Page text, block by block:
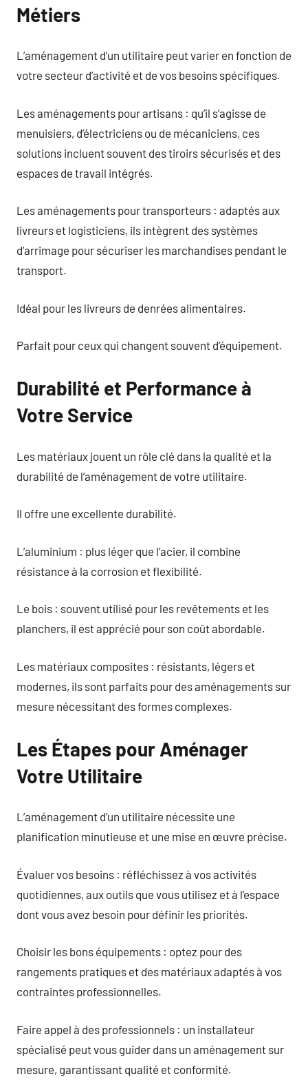
Métiers
L’aménagement d’un utilitaire peut varier en fonction de
votre secteur d’activité et de vos besoins spécifiques.
Les aménagements pour artisans : qu’il s’agisse de
menuisiers, d’électriciens ou de mécaniciens, ces
solutions incluent souvent des tiroirs sécurisés et des
espaces de travail intégrés.
Les aménagements pour transporteurs : adaptés aux
livreurs et logisticiens, ils intègrent des systèmes
d’arrimage pour sécuriser les marchandises pendant le
transport.
Idéal pour les livreurs de denrées alimentaires.
Parfait pour ceux qui changent souvent d’équipement.
Durabilité et Performance à
Votre Service
Les matériaux jouent un rôle clé dans la qualité et la
durabilité de l’aménagement de votre utilitaire.
Il offre une excellente durabilité.
L’aluminium : plus léger que l’acier, il combine
résistance à la corrosion et flexibilité.
Le bois : souvent utilisé pour les revêtements et les
planchers, il est apprécié pour son coût abordable.
Les matériaux composites : résistants, légers et
modernes, ils sont parfaits pour des aménagements sur
mesure nécessitant des formes complexes.
Les Étapes pour Aménager
Votre Utilitaire
L’aménagement d’un utilitaire nécessite une
planification minutieuse et une mise en œuvre précise.
Évaluer vos besoins : réfléchissez à vos activités
quotidiennes, aux outils que vous utilisez et à l’espace
dont vous avez besoin pour définir les priorités.
Choisir les bons équipements : optez pour des
rangements pratiques et des matériaux adaptés à vos
contraintes professionnelles.
Faire appel à des professionnels : un installateur
spécialisé peut vous guider dans un aménagement sur
mesure, garantissant qualité et conformité.